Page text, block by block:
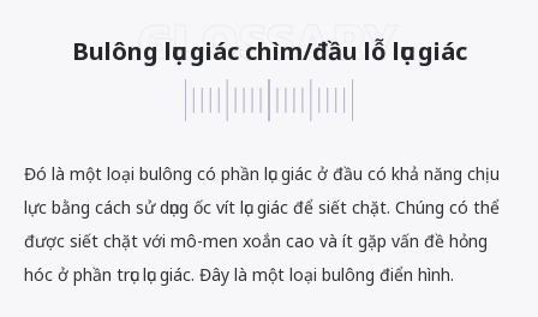
GLOSSARY
Bulông lục giác chìm/đầu lỗ lục giác
Đó là một loại bulông có phần lục giác ở đầu có khả năng chịu
lực bằng cách sử dụng ốc vít lục giác để siết chặt. Chúng có thể
được siết chặt với mô-men xoắn cao và ít gặp vấn đề hỏng
hóc ở phần trục lục giác. Đây là một loại bulông điển hình.